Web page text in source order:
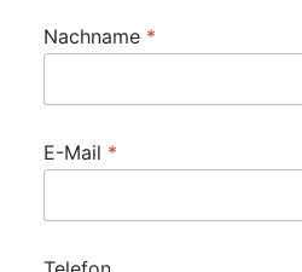
Nachname *
E-Mail *